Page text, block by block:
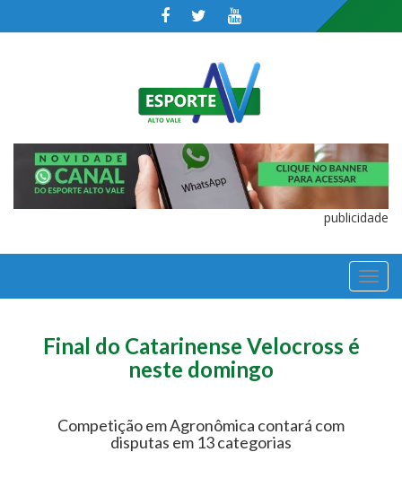
publicidade
Final do Catarinense Velocross é
neste domingo
Competição em Agronômica contará com
disputas em 13 categorias